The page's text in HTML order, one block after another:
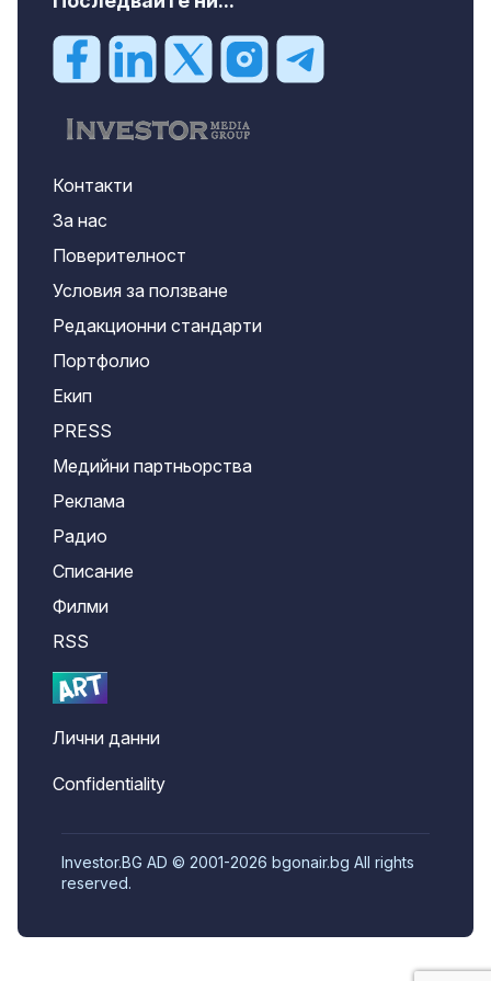
Контакти
За нас
Поверителност
Условия за ползване
Редакционни стандарти
Портфолио
Екип
PRESS
Медийни партньорства
Реклама
Радио
Списание
Филми
RSS
Лични данни
Confidentiality
Investor.BG AD © 2001-2026 bgonair.bg All rights
reserved.